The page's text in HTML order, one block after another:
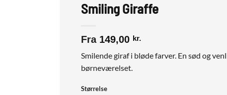
Smiling Giraffe
Fra 149,00 kr.
Smilende giraf i bløde farver. En sød og
børneværelset.
Størrelse